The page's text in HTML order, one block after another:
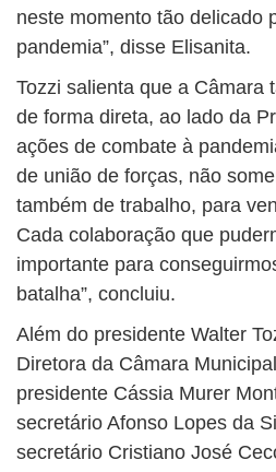
neste momento tão delicado
pandemia”, disse Elisanita.
Tozzi salienta que a Câmara
de forma direta, ao lado da
ações de combate à
de união de forças, não
também de trabalho, para
Cada colaboração que
importante para
batalha”, concluiu.
Além do presidente Walter
Diretora da Câmara
presidente Cássia Murer
secretário Afonso Lopes da
secretário Cristiano José